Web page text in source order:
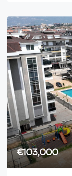
€103,000